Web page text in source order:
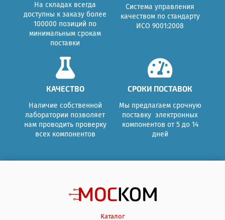
На складах всегда
доступны к заказу более
100000 позиций по
минимальным срокам
поставки
Система управления
качеством по стандарту
ИСО 9001:2008
КАЧЕСТВО
Наличие собственной
лаборатории позволяет
нам проводить проверку
всех компонентов
СРОКИ ПОСТАВОК
Мы предлагаем срочную
поставку электронных
компонентов от 5 до 14
дней
Каталог